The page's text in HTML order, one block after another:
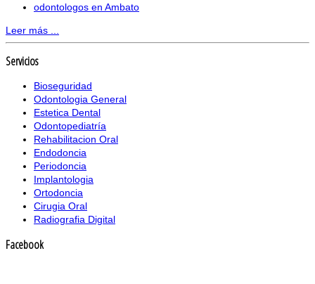
odontologos en Ambato
Leer más ...
Servicios
Bioseguridad
Odontologia General
Estetica Dental
Odontopediatría
Rehabilitacion Oral
Endodoncia
Periodoncia
Implantologia
Ortodoncia
Cirugia Oral
Radiografia Digital
Facebook